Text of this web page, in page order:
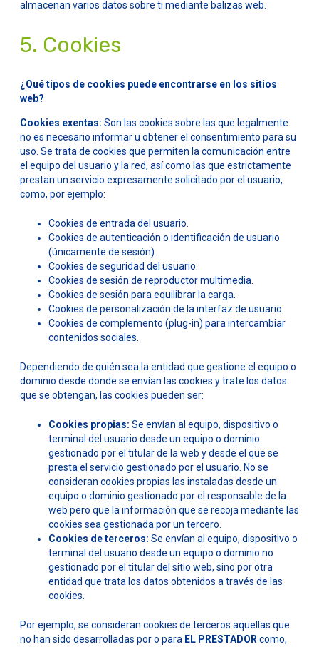
almacenan varios datos sobre ti mediante balizas web.
5. Cookies
¿Qué tipos de cookies puede encontrarse en los sitios
web?
Cookies exentas: Son las cookies sobre las que legalmente
no es necesario informar u obtener el consentimiento para su
uso. Se trata de cookies que permiten la comunicación entre
el equipo del usuario y la red, así como las que estrictamente
prestan un servicio expresamente solicitado por el usuario,
como, por ejemplo:
Cookies de entrada del usuario.
Cookies de autenticación o identificación de usuario
(únicamente de sesión).
Cookies de seguridad del usuario.
Cookies de sesión de reproductor multimedia.
Cookies de sesión para equilibrar la carga.
Cookies de personalización de la interfaz de usuario.
Cookies de complemento (plug-in) para intercambiar
contenidos sociales.
Dependiendo de quién sea la entidad que gestione el equipo o
dominio desde donde se envían las cookies y trate los datos
que se obtengan, las cookies pueden ser:
Cookies propias: Se envían al equipo, dispositivo o
terminal del usuario desde un equipo o dominio
gestionado por el titular de la web y desde el que se
presta el servicio gestionado por el usuario. No se
consideran cookies propias las instaladas desde un
equipo o dominio gestionado por el responsable de la
web pero que la información que se recoja mediante las
cookies sea gestionada por un tercero.
Cookies de terceros: Se envían al equipo, dispositivo o
terminal del usuario desde un equipo o dominio no
gestionado por el titular del sitio web, sino por otra
entidad que trata los datos obtenidos a través de las
cookies.
Por ejemplo, se consideran cookies de terceros aquellas que
no han sido desarrolladas por o para EL PRESTADORcomo,